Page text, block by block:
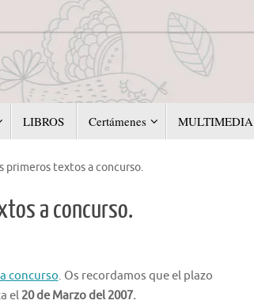
LIBROS Certámenes MULTIMEDIA
primeros textos a concurso.
a concurso.
concurso. Os recordamos que el plazo
el 20 de Marzo del 2007.